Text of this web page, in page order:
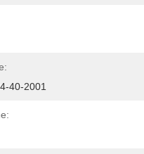
40-2001